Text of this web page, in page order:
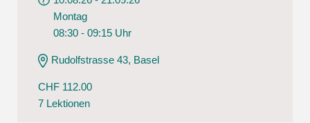
Montag
08:30 - 09:15 Uhr
Rudolfstrasse 43, Basel
CHF 112.00
7 Lektionen